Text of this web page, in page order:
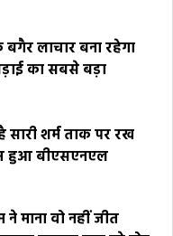
लाचार बना रहेगा
का सबसे बड़ा
सारी शर्म ताक पर रख
हुआ बीएसएनएल
माना वो नहीं जीत